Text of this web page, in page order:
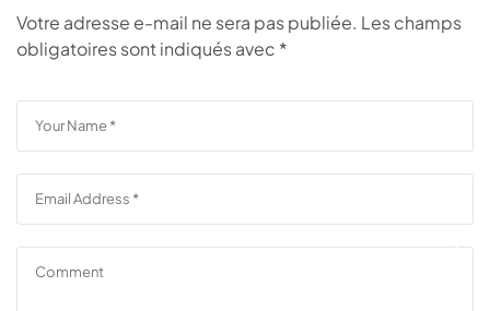
Votre adresse e-mail ne sera pas publiée. Les champs
obligatoires sont indiqués avec *